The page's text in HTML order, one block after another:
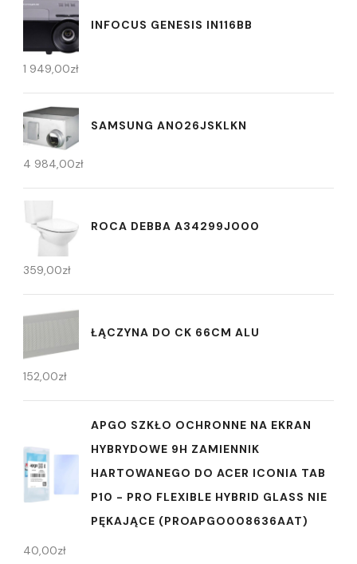
INFOCUS GENESIS IN116BB
1 949,00zł
SAMSUNG AN026JSKLKN
4 984,00zł
ROCA DEBBA A34299J000
359,00zł
ŁĄCZYNA DO CK 66CM ALU
152,00zł
APGO SZKŁO OCHRONNE NA EKRAN
HYBRYDOWE 9H ZAMIENNIK
HARTOWANEGO DO ACER ICONIA TAB
P10 - PRO FLEXIBLE HYBRID GLASS NIE
PĘKAJĄCE (PROAPGO008636AAT)
40,00zł